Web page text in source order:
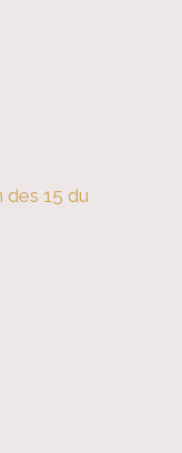
des 15 du